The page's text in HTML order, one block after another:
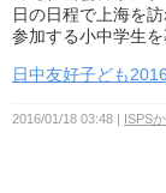
日の日程で上海を
参加する小中学生を
日中友好子ども
2016/01/18 03:48 ISPS